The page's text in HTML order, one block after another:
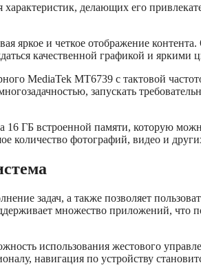
делающих его
яркое и четкое отображение
качественной графикой и яркими
MediaTek MT6739 с тактовой
запускать
16 ГБ встроенной памяти, которую
количество фотографий, видео и
задач, а также позволяет
множество приложений, что
использования жестового
навигация по устройству